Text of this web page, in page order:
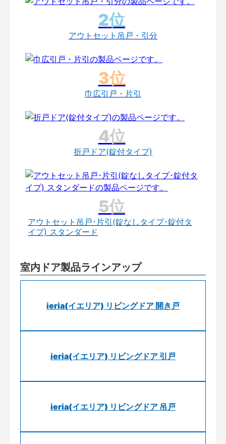
アウトセット吊戸・引分
巾広引戸・片引
折戸ドア(錠付タイプ)
アウトセット吊戸･片引(錠なしタイプ･錠付タ
イプ) スタンダード
室内ドア製品ラインアップ
ieria(イエリア) リビングドア 開き戸
ieria(イエリア) リビングドア 引戸
ieria(イエリア) リビングドア 吊戸